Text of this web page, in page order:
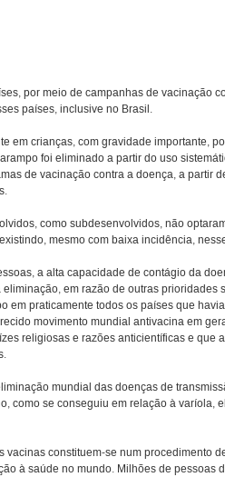
por meio de campanhas de vacinação
países, inclusive no Brasil.
em crianças, com gravidade importante,
foi eliminado a partir do uso
de vacinação contra a doença, a partir
como subdesenvolvidos, não
mesmo com baixa incidência,
a alta capacidade de contágio da
em razão de outras prioridades
em praticamente todos os países que
movimento mundial antivacina em
religiosas e razões anticientíficas e que
mundial das doenças de
como se conseguiu em relação à varíola,
constituem-se num procedimento
à saúde no mundo. Milhões de pessoas